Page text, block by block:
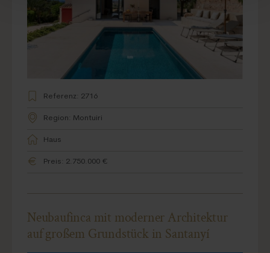
Referenz: 2716
Region: Montuiri
Haus
Preis: 2.750.000 €
Neubaufinca mit moderner Architektur
auf großem Grundstück in Santanyí